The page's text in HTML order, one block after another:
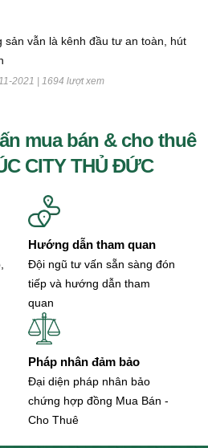
sản vẫn là kênh đầu tư an toàn, hút
2021 | 1694 lượt xem
mua bán & cho thuê
CITY THỦ ĐỨC
Hướng dẫn tham quan
Đội ngũ tư vấn sẵn sàng đón
tiếp và hướng dẫn tham
quan
Pháp nhân đảm bảo
Đại diện pháp nhân bảo
chứng hợp đồng Mua Bán -
Cho Thuê